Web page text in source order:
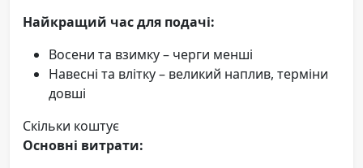
Найкращий час для подачі:
Восени та взимку – черги менші
Навесні та влітку – великий наплив, терміни
довші
Скільки коштує
Основні витрати: